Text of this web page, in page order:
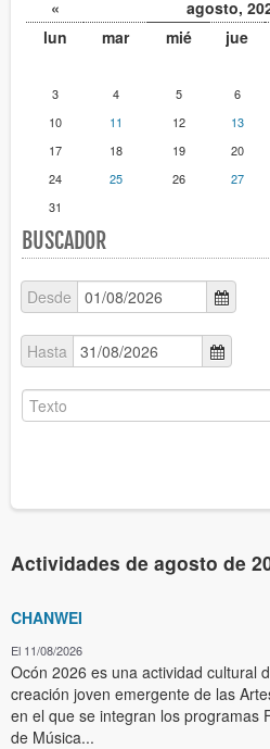
« agosto,
lun
mar mié jue
3
4 5 6
10
11 12 13
17
18 19 20
24
25 26 27
31
BUSCADOR
Desde
Hasta
Actividades de agosto de
CHANWEI
El 11/08/2026
Ocón 2026 es una actividad cultural
creación joven emergente de las
en el que se integran los programas
de Música...